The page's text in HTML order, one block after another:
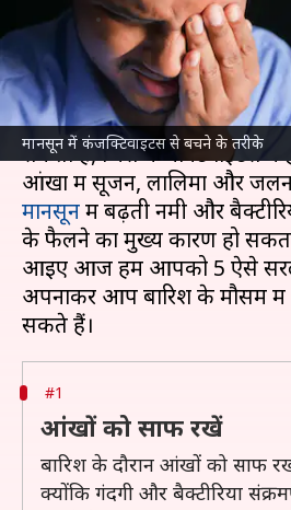
मानसून में कंजक्टिवाइटस से बचने के तरीके
लेखन सयाली Jun 27, 2026 05:40 pm
क्या है खबर?
बारिश का मौसम आंखों के
सकता है, जिसे कंजक्टिवाइटस
मानसूनमें बढ़ती नमी और
के फैलने का मुख्य कारण हो
आइए आज हम आपको 5 ऐसे
अपनाकर आप बारिश के मौसम
#1
आंखों को साफ रखें
बारिश के दौरान आंखों को साफ
क्योंकि गंदगी और बैक्टीरिया